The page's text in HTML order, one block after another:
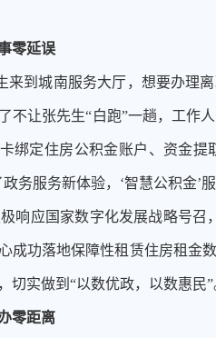
零延误
来到城南服务大厅，想要办理
不让张先生“白跑”一趟，工作
绑定住房公积金账户、资金
务服务新体验，‘智慧公积金
响应国家数字化发展战略号
成功落地保障性租赁住房租金
切实做到“以数优政，以数惠民”
零距离